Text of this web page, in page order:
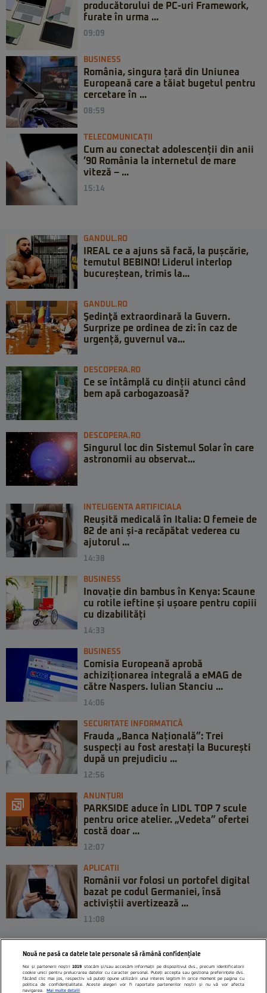
producătorului de PC-uri Framework,
furate în urma ...
09:09
BUSINESS
România, singura țară din Uniunea
Europeană care a tăiat bugetul pentru
cercetare în ...
08:59
TELECOMUNICAȚII
Cum au conectat adolescenții din anii
’90 România la internetul de mare
viteză – ...
15:14
GANDUL.RO
IREAL ce a ajuns să facă, la pușcărie,
temutul BEBINO! Liderul interlop
bucureștean, trimis la...
GANDUL.RO
Şedinţă extraordinară la Guvern.
Surprize pe ordinea de zi: în caz de
urgență, guvernul va...
DESCOPERA.RO
Ce se întâmplă cu dinții atunci când
bem apă carbogazoasă?
DESCOPERA.RO
Singurul loc din Sistemul Solar în care
astronomii au observat...
INTELIGENTA ARTIFICIALA
Reușită medicală în Italia: O femeie de
82 de ani și-a recăpătat vederea cu
ajutorul ...
14:38
BUSINESS
Inovație din bambus în Kenya: Scaune
cu rotile ieftine și ușoare pentru copiii
cu dizabilități
14:33
BUSINESS
Comisia Europeană aprobă
achiziționarea integrală a eMAG de
către Naspers. Iulian Stanciu ...
14:06
SECURITATE INFORMATICĂ
Frauda „Banca Națională”: Trei
suspecți au fost arestați la București
după un prejudiciu ...
12:56
ANUNȚURI
PARKSIDE aduce în LIDL TOP 7 scule
pentru orice atelier. „Vedeta” ofertei
costă doar ...
12:07
APLICATII
Românii vor folosi un portofel digital
bazat pe codul Germaniei, însă
activiștii avertizează ...
11:08
Nouă ne pasă ca datele tale personale să rămână confidențiale
Noi și partenerii noștri1019 stocăm și/sau accesăm informații pe dispozitivul dvs., precum identificatorii
cookie unici pentru prelucrarea datelor cu caracter personal. Puteți accepta sau gestiona preferințele dvs.
făcând clic mai jos, respectiv vă puteți opune utilizării unui interes legitim în orice moment pe pagina cu
politica de confidențialitate. Aceste alegeri vor fi raportate partenerilor noștri și nu vă vor afecta
navigarea.
Mai multe detalii